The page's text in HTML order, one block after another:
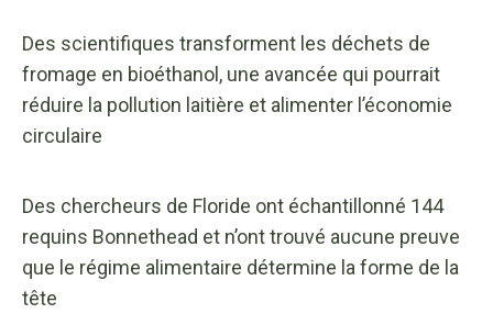
Des scientifiques transforment les déchets de
fromage en bioéthanol, une avancée qui pourrait
réduire la pollution laitière et alimenter l’économie
circulaire
Des chercheurs de Floride ont échantillonné 144
requins Bonnethead et n’ont trouvé aucune preuve
que le régime alimentaire détermine la forme de la
tête